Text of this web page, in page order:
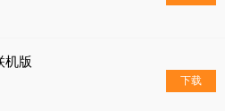
机版
下载